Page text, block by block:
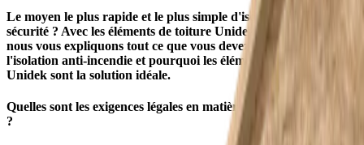
Le moyen le plus rapide et le plus simple d'isoler en toute
sécurité ? Avec les éléments de toiture Unidek. Dans cet article,
nous vous expliquons tout ce que vous devez savoir sur
l'isolation anti-incendie et pourquoi les éléments de toiture
Unidek sont la solution idéale.
Quelles sont les exigences légales en matière de sécurité incendie
?